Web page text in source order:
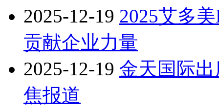
2025-12-19 2025艾多
贡献企业力量
2025-12-19 金天国际
焦报道